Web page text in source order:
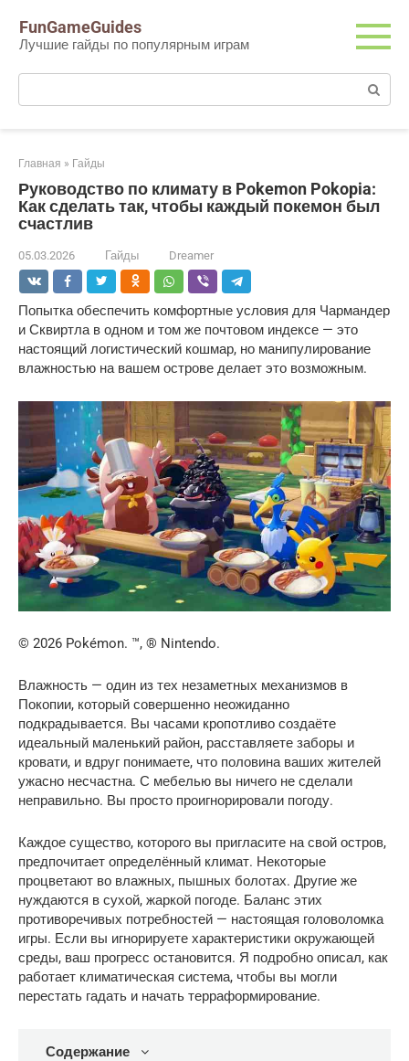
контенту
FunGameGuides
Лучшие гайды по популярным играм
Поиск:
Главная » Гайды
Руководство по климату в Pokemon Pokopia:
Как сделать так, чтобы каждый покемон был
счастлив
05.03.2026 Гайды Dreamer
Попытка обеспечить комфортные условия для Чармандер
и Сквиртла в одном и том же почтовом индексе — это
настоящий логистический кошмар, но манипулирование
влажностью на вашем острове делает это возможным.
© 2026 Pokémon. ™, ® Nintendo.
Влажность — один из тех незаметных механизмов в
Покопии, который совершенно неожиданно
подкрадывается. Вы часами кропотливо создаёте
идеальный маленький район, расставляете заборы и
кровати, и вдруг понимаете, что половина ваших жителей
ужасно несчастна. С мебелью вы ничего не сделали
неправильно. Вы просто проигнорировали погоду.
Каждое существо, которого вы пригласите на свой остров,
предпочитает определённый климат. Некоторые
процветают во влажных, пышных болотах. Другие же
нуждаются в сухой, жаркой погоде. Баланс этих
противоречивых потребностей — настоящая головоломка
игры. Если вы игнорируете характеристики окружающей
среды, ваш прогресс остановится. Я подробно описал, как
работает климатическая система, чтобы вы могли
перестать гадать и начать терраформирование.
Содержание